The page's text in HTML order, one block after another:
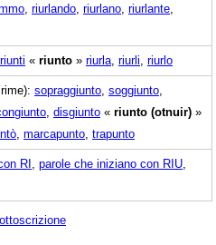
riurlando riurlano riurlante
riunti « riunto » riurla riurli riurlo
sopraggiunto soggiunto
disgiunto « riunto (otnuir) »
marcapunto trapunto
RI parole che iniziano con RIU